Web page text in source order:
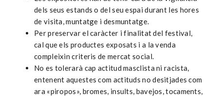
dels seus estands o del seu espai durant les hores
de visita, muntatge i desmuntatge.
Per preservar el caràcter i finalitat del festival,
cal que els productes exposats i a la venda
compleixin criteris de mercat social.
No es tolerarà cap actitud masclista ni racista,
entenent aquestes com actituds no desitjades com
ara «piropos», bromes, insults, bavejos, tocaments,